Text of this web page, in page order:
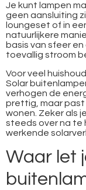
Je kunt lampen
geen aansluiting
loungeset of in
natuurlijkere
basis van sfeer
toevallig stroom
Voor veel
Solar
verhogen de
prettig, maar past
wonen. Zeker als
steeds over na te
werkende
Waar let